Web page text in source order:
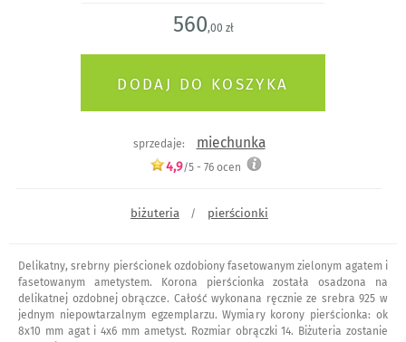
560,00 zł
sprzedaje: miechunka
4,9/5 - 76 ocen
biżuteria / pierścionki
Delikatny, srebrny pierścionek ozdobiony fasetowanym zielonym agatem i
fasetowanym ametystem. Korona pierścionka została osadzona na
delikatnej ozdobnej obrączce. Całość wykonana ręcznie ze srebra 925 w
jednym niepowtarzalnym egzemplarzu. Wymiary korony pierścionka: ok
8x10 mm agat i 4x6 mm ametyst. Rozmiar obrączki 14. Biżuteria zostanie